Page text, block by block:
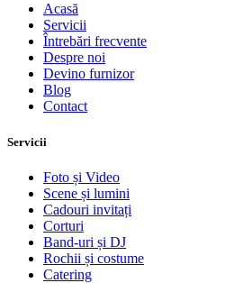
Acasă
Servicii
Întrebări frecvente
Despre noi
Devino furnizor
Blog
Contact
Servicii
Foto și Video
Scene și lumini
Cadouri invitați
Corturi
Band-uri și DJ
Rochii și costume
Catering